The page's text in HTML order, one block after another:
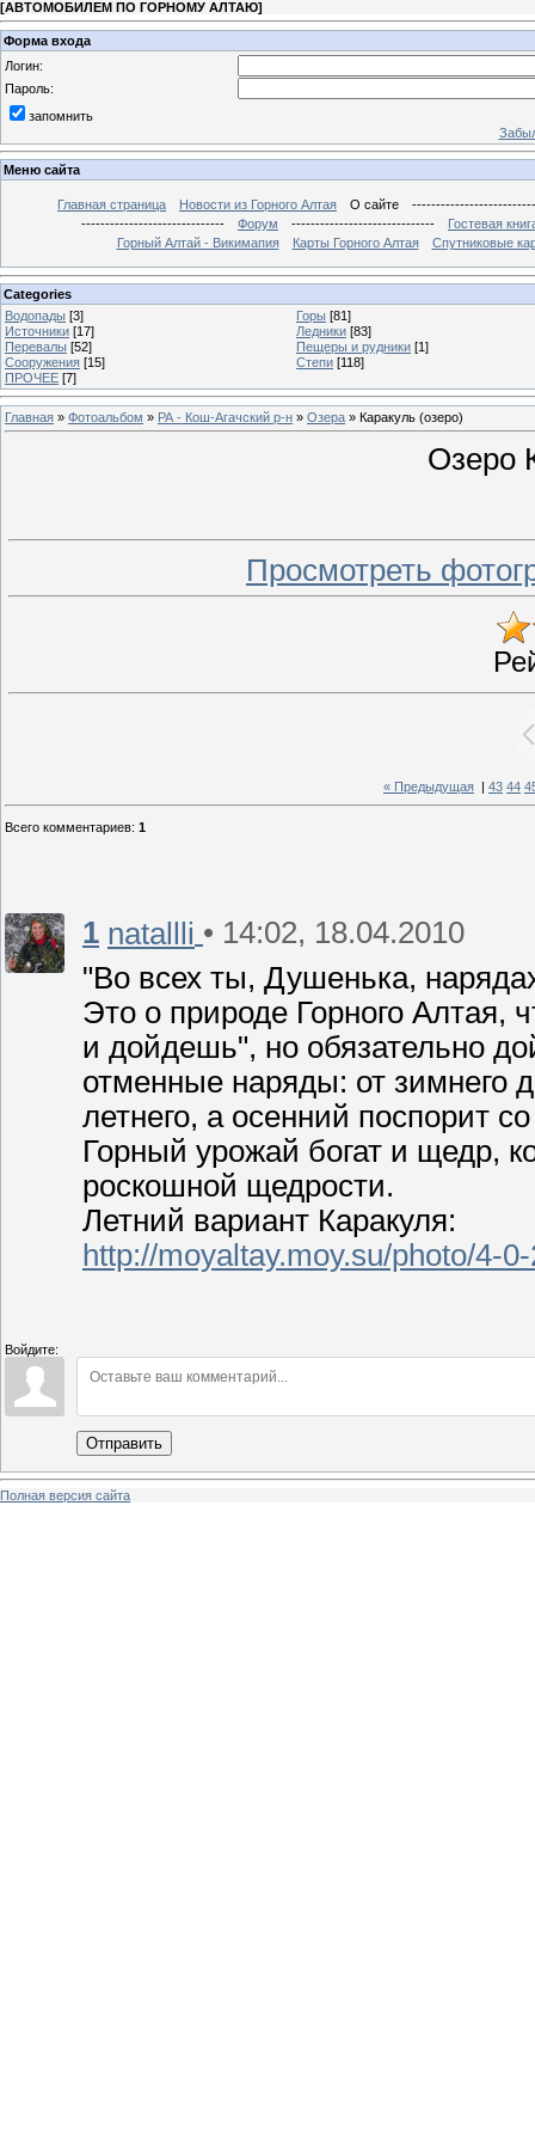
[АВТОМОБИЛЕМ ПО ГОРНОМУ АЛТАЮ]
Форма входа
Логин:
Пароль:
запомнить
Меню сайта
Главная страница Новости из Горного Алтая О сайте
------------------------------
Форум ------------------------------
Гостевая
Горный Алтай - Викимапия
Карты Горного Алтая Спутниковые
Categories
Водопады [3] Горы [81]
Источники [17] Ледники [83]
Перевалы [52] Пещеры и рудники [1]
Сооружения [15] Степи [118]
ПРОЧЕЕ [7]
Главная » Фотоальбом » РА - Кош-Агачский р-н » Озера » Каракуль (озеро)
Озеро
Просмотреть
« Предыдущая 43 44
Всего комментариев: 1
1 natallli • 14:02, 18.04.2010
"Во всех ты, Душенька,
Это о природе Горного Алтая,
и дойдешь", но обязательно
отменные наряды: от зимнего
летнего, а осенний поспорит
Горный урожай богат и щедр,
роскошной щедрости.
Летний вариант Каракуля:
http://moyaltay.moy.su/photo/4-
Войдите:
Отправить
Полная версия сайта